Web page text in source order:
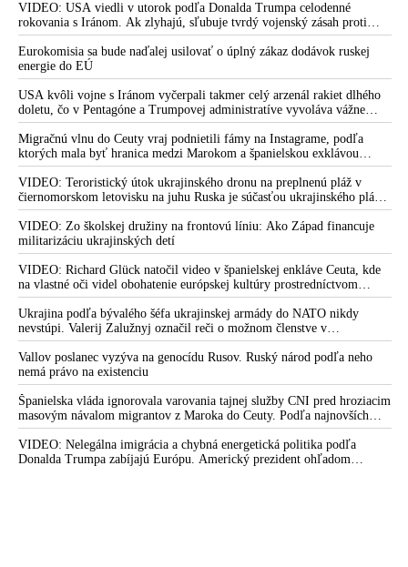
zachytiť ani jednu ruskú raketu
VIDEO: USA viedli v utorok podľa Donalda Trumpa celodenné
rokovania s Iránom. Ak zlyhajú, sľubuje tvrdý vojenský zásah proti
Teheránu
Eurokomisia sa bude naďalej usilovať o úplný zákaz dodávok ruskej
energie do EÚ
USA kvôli vojne s Iránom vyčerpali takmer celý arzenál rakiet dlhého
doletu, čo v Pentagóne a Trumpovej administratíve vyvoláva vážne
obavy o bojaschopnosť americkej armády v prípade vypuknutia
konfliktu s Čínou alebo Ruskom
Migračnú vlnu do Ceuty vraj podnietili fámy na Instagrame, podľa
ktorých mala byť hranica medzi Marokom a španielskou exklávou
otvorená
VIDEO: Teroristický útok ukrajinského dronu na preplnenú pláž v
čiernomorskom letovisku na juhu Ruska je súčasťou ukrajinského plánu,
ktorý kopíruje model Hitlerovej „totálnej vojny“ po porážke
Wehrmachtu pri Stalingrade. Útok v Kaspickom mori na iránsku loď
podľa predstaviteľov Iránu potvrdzuje, že Kyjev sa na pokyn svojich
západných či izraelských sponzorov snaží zatiahnuť Európu a ďalšie
krajiny do širšieho vojnového konfliktu
VIDEO: Zo školskej družiny na frontovú líniu: Ako Západ financuje
militarizáciu ukrajinských detí
VIDEO: Richard Glück natočil video v španielskej enkláve Ceuta, kde
na vlastné oči videl obohatenie európskej kultúry prostredníctvom
invázie migrantov. Takto by podľa neho vyzeralo Slovensko, keby mu
vládlo PS, Šimečka & spol.
Ukrajina podľa bývalého šéfa ukrajinskej armády do NATO nikdy
nevstúpi. Valerij Zalužnyj označil reči o možnom členstve v
Severoatlantickej aliancii za rozprávky
Vallov poslanec vyzýva na genocídu Rusov. Ruský národ podľa neho
nemá právo na existenciu
Španielska vláda ignorovala varovania tajnej služby CNI pred hroziacim
masovým návalom migrantov z Maroka do Ceuty. Podľa najnovších
správ preniklo do tejto španielskej exklávy na severe Afriky vyše 70-
tisíc migrantov
VIDEO: Nelegálna imigrácia a chybná energetická politika podľa
Donalda Trumpa zabíjajú Európu. Americký prezident ohľadom